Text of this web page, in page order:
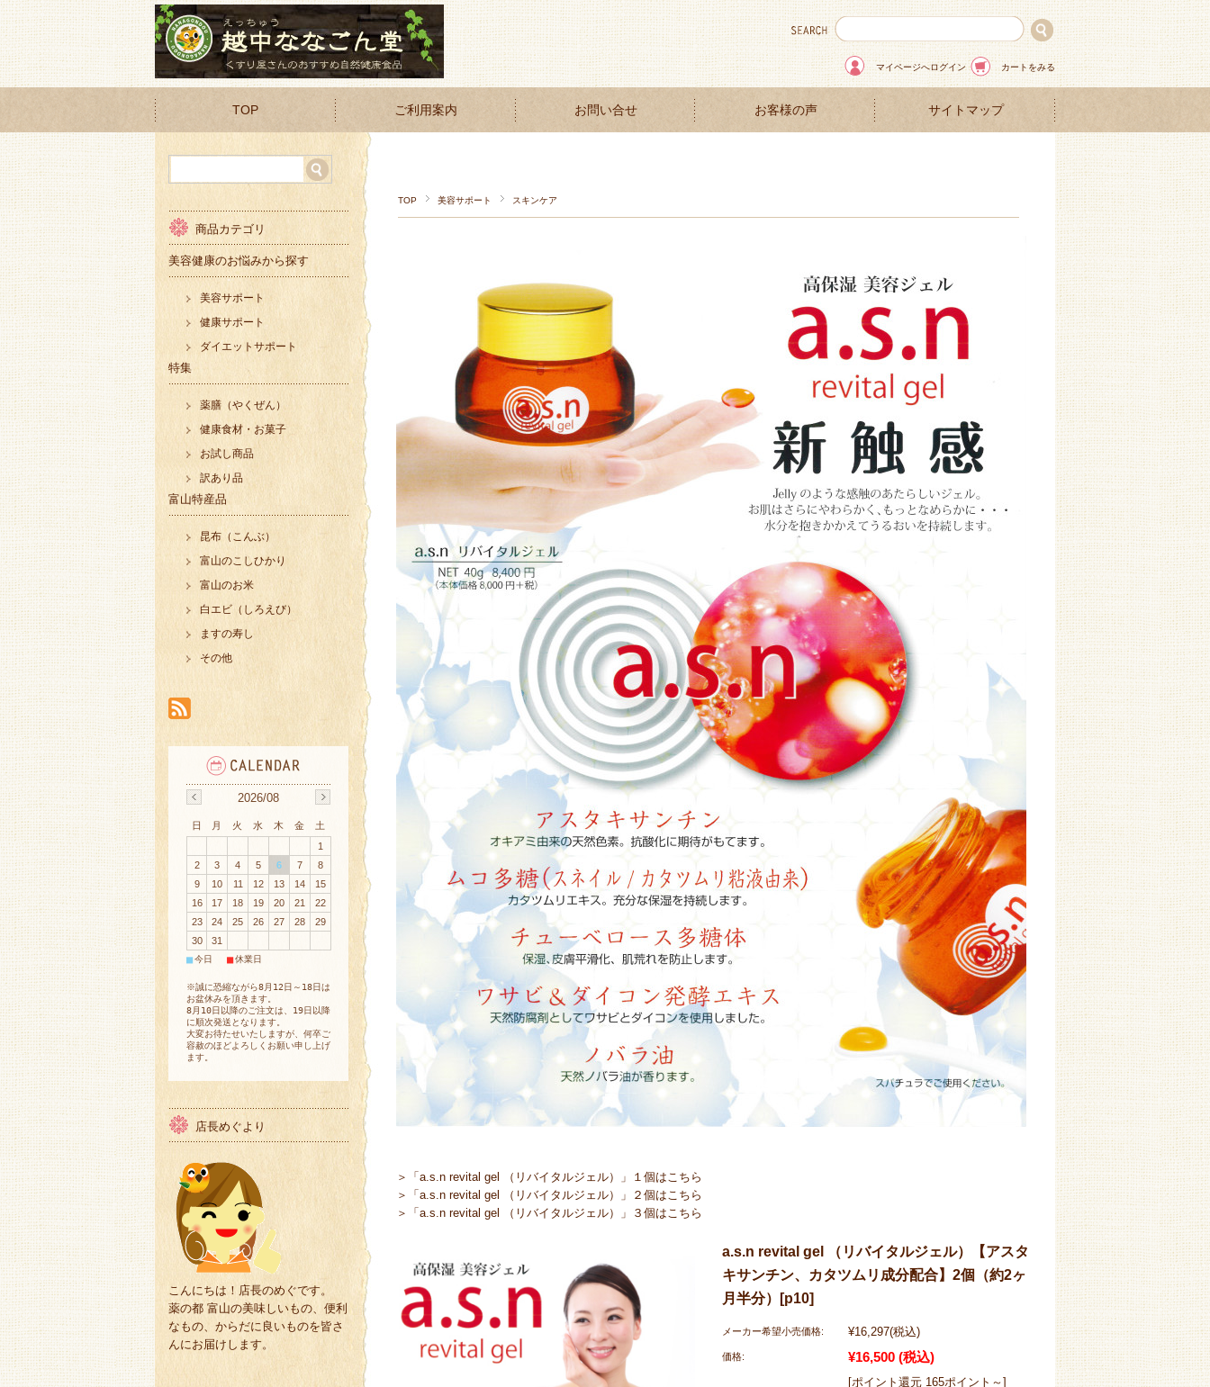
マイページへログイン カートをみる
TOP ご利用案内 お問い合せ お客様の声 サイトマップ
TOP 美容サポート スキンケア
＞「a.s.n revital gel （リバイタルジェル）」１個はこちら
＞「a.s.n revital gel （リバイタルジェル）」２個はこちら
＞「a.s.n revital gel （リバイタルジェル）」３個はこちら
a.s.n revital gel （リバイタルジェル）【アスタ
キサンチン、カタツムリ成分配合】2個（約2ヶ
月半分）[p10]
メーカー希望小売価格: ¥16,297(税込)
価格: ¥16,500 (税込)
[ポイント還元 165ポイント～]
商品カテゴリ
美容健康のお悩みから探す
美容サポート
健康サポート
ダイエットサポート
特集
薬膳（やくぜん）
健康食材・お菓子
お試し商品
訳あり品
富山特産品
昆布（こんぶ）
富山のこしひかり
富山のお米
白エビ（しろえび）
ますの寿し
その他
2026/08
日 月 火 水 木 金
土
1
2
3 4 5 6 7
8
9
10 11 12 13 14
15
16
17 18 19 20 21
22
23
24 25 26 27 28
29
30
31
■今日 ■休業日
※誠に恐縮ながら8月12日～18日は
お盆休みを頂きます。
8月10日以降のご注文は、19日以降
に順次発送となります。
大変お待たせいたしますが、何卒ご
容赦のほどよろしくお願い申し上げ
ます。
店長めぐより
こんにちは！店長のめぐです。
薬の都 富山の美味しいもの、便利
なもの、からだに良いものを皆さ
んにお届けします。